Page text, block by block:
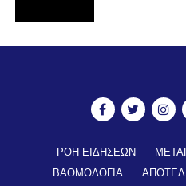
ΡΟΗ ΕΙΔΗΣΕΩΝ
ΒΑΘΜΟΛΟΓΙΑ